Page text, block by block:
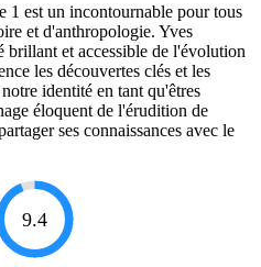
1 est un incontournable pour tous
et d'anthropologie. Yves
brillant et accessible de l'évolution
les découvertes clés et les
identité en tant qu'êtres
éloquent de l'érudition de
ses connaissances avec le
9.4